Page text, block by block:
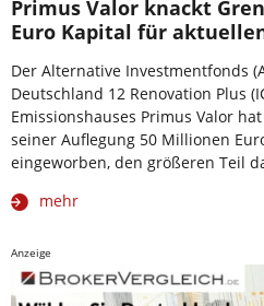
Primus Valor knackt
Euro Kapital für
Der Alternative Investmentfonds
Deutschland 12 Renovation Plus
Emissionshauses Primus Valor
seiner Auflegung 50 Millionen
eingeworben, den größeren Teil
mehr
Anzeige